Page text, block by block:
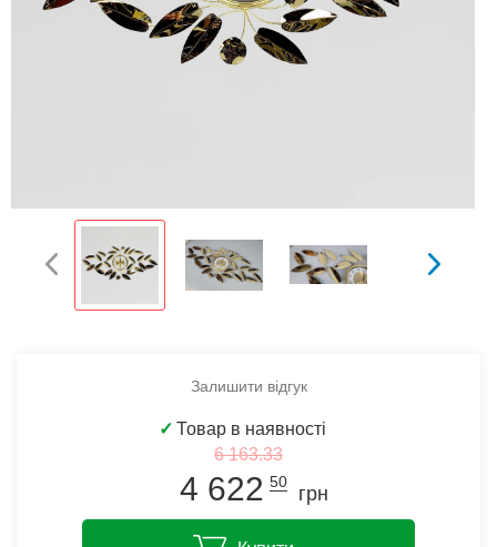
Залишити відгук
✓ Товар в наявності
6 163.33
4 622 50
грн